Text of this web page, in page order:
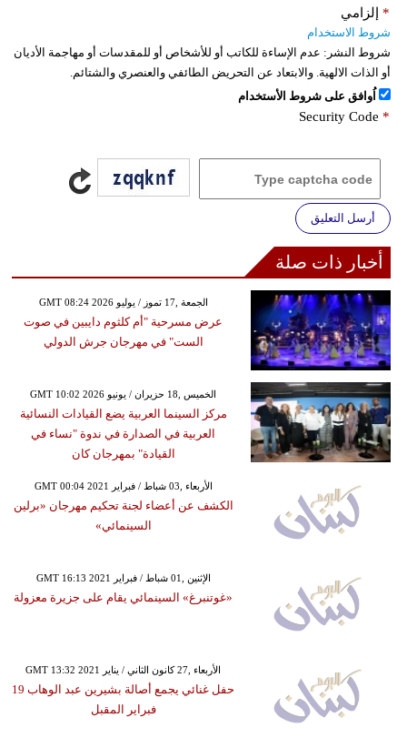
إلزامي *
شروط الاستخدام
شروط النشر: عدم الإساءة للكاتب أو للأشخاص أو للمقدسات أو مهاجمة الأديان
أو الذات الالهية. والابتعاد عن التحريض الطائفي والعنصري والشتائم.
اُوافق على شروط الأستخدام
Security Code *
أرسل التعليق
أخبار ذات صلة
GMT 08:24 2026 الجمعة ,17 تموز / يوليو
عرض مسرحية "أم كلثوم دايبين في صوت
الست" في مهرجان جرش الدولي
GMT 10:02 2026 الخميس ,18 حزيران / يونيو
مركز السينما العربية يضع القيادات النسائية
العربية في الصدارة في ندوة "نساء في
القيادة" بمهرجان كان
GMT 00:04 2021 الأربعاء ,03 شباط / فبراير
الكشف عن أعضاء لجنة تحكيم مهرجان «برلين
السينمائي»
GMT 16:13 2021 الإثنين ,01 شباط / فبراير
«غوتنبرغ» السينمائي يقام على جزيرة معزولة
GMT 13:32 2021 الأربعاء ,27 كانون الثاني / يناير
حفل غنائي يجمع أصالة بشيرين عبد الوهاب 19
فبراير المقبل